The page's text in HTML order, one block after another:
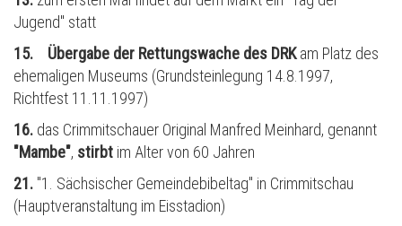
Jugend" statt
15. Übergabe der Rettungswache des DRKam Platz des
ehemaligen Museums (Grundsteinlegung 14.8.1997,
Richtfest 11.11.1997)
16. das Crimmitschauer Original Manfred Meinhard, genannt
"Mambe", stirbt im Alter von 60 Jahren
21. "1. Sächsischer Gemeindebibeltag" in Crimmitschau
(Hauptveranstaltung im Eisstadion)